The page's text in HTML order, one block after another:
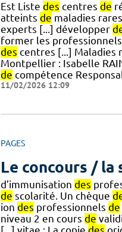
Est Liste des centres de
atteints de maladies
experts [...] développer
former les professionnels
des centres [...] Maladies
Montpellier : Isabelle
de compétence
11/02/2026 12:09
PAGES
Le concours / la
d’immunisation des
de scolarité. Un chèque
ion des professionnels de
niveau 2 en cours de